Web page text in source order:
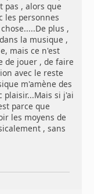
pas , alors que
les personnes
plus ,
la musique ,
mais ce n'est
de jouer , de faire
avec le reste
m'amène des
plaisir...Mais si j'ai
parce que
les moyens de
, sans